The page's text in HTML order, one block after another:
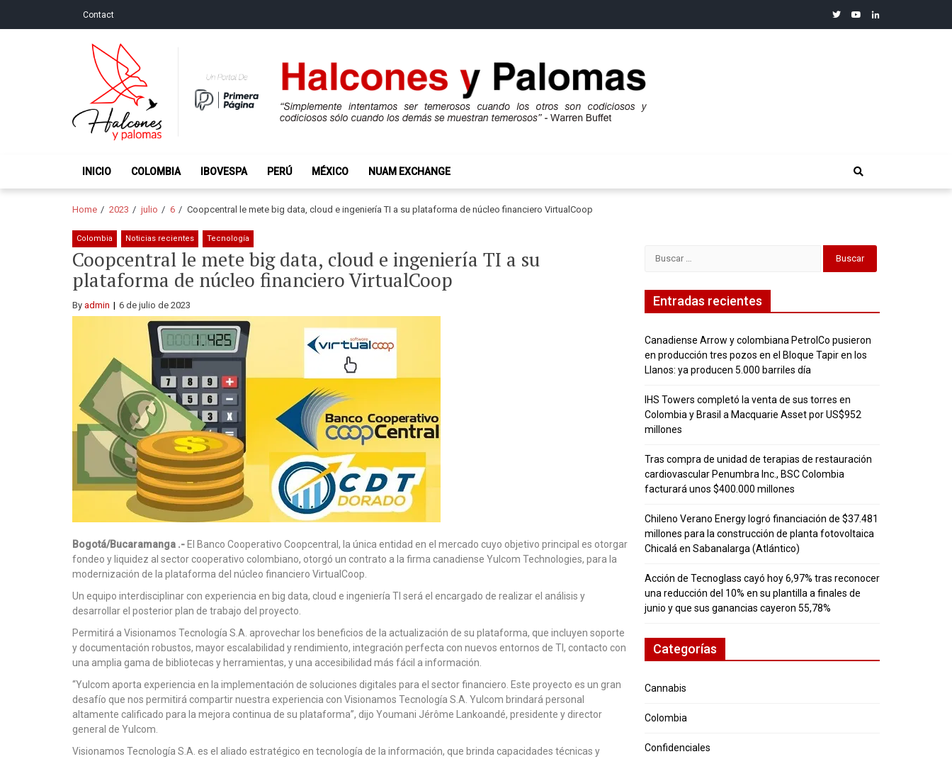
Contact twitteryoutubelinkedin
Halcones y Palomas
INICIO COLOMBIA IBOVESPA PERÚ MÉXICO NUAM EXCHANGE
Home 2023 julio 6 Coopcentral le mete big data, cloud e ingeniería TI a su plataforma de núcleo financiero VirtualCoop
Colombia Noticias recientes Tecnología
Coopcentral le mete big data, cloud e ingeniería TI a su
plataforma de núcleo financiero VirtualCoop
By admin 6 de julio de 2023
Bogotá/Bucaramanga .- El Banco Cooperativo Coopcentral, la única entidad en el mercado cuyo objetivo principal es otorgar
fondeo y liquidez al sector cooperativo colombiano, otorgó un contrato a la firma canadiense Yulcom Technologies, para la
modernización de la plataforma del núcleo financiero VirtualCoop.
Un equipo interdisciplinar con experiencia en big data, cloud e ingeniería TI será el encargado de realizar el análisis y
desarrollar el posterior plan de trabajo del proyecto.
Permitirá a Visionamos Tecnología S.A. aprovechar los beneficios de la actualización de su plataforma, que incluyen soporte
y documentación robustos, mayor escalabilidad y rendimiento, integración perfecta con nuevos entornos de TI, contacto con
una amplia gama de bibliotecas y herramientas, y una accesibilidad más fácil a información.
“Yulcom aporta experiencia en la implementación de soluciones digitales para el sector financiero. Este proyecto es un gran
desafío que nos permitirá compartir nuestra experiencia con Visionamos Tecnología S.A. Yulcom brindará personal
altamente calificado para la mejora continua de su plataforma”, dijo Youmani Jérôme Lankoandé, presidente y director
general de Yulcom.
Visionamos Tecnología S.A. es el aliado estratégico en tecnología de la información, que brinda capacidades técnicas y
Entradas recientes
Canadiense Arrow y colombiana PetrolCo pusieron
en producción tres pozos en el Bloque Tapir en los
Llanos: ya producen 5.000 barriles día
IHS Towers completó la venta de sus torres en
Colombia y Brasil a Macquarie Asset por US$952
millones
Tras compra de unidad de terapias de restauración
cardiovascular Penumbra Inc., BSC Colombia
facturará unos $400.000 millones
Chileno Verano Energy logró financiación de $37.481
millones para la construcción de planta fotovoltaica
Chicalá en Sabanalarga (Atlántico)
Acción de Tecnoglass cayó hoy 6,97% tras reconocer
una reducción del 10% en su plantilla a finales de
junio y que sus ganancias cayeron 55,78%
Categorías
Cannabis
Colombia
Confidenciales